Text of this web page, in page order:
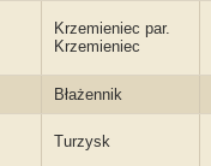
Krzemieniec par.
Krzemieniec
Błażennik
Turzysk